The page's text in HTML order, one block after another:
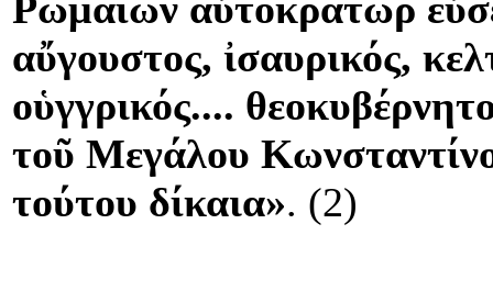
αὔγουστος, ἰσαυρικός,
οὑγγρικός....
τοῦ Μεγάλου
τούτου δίκαια». (2)